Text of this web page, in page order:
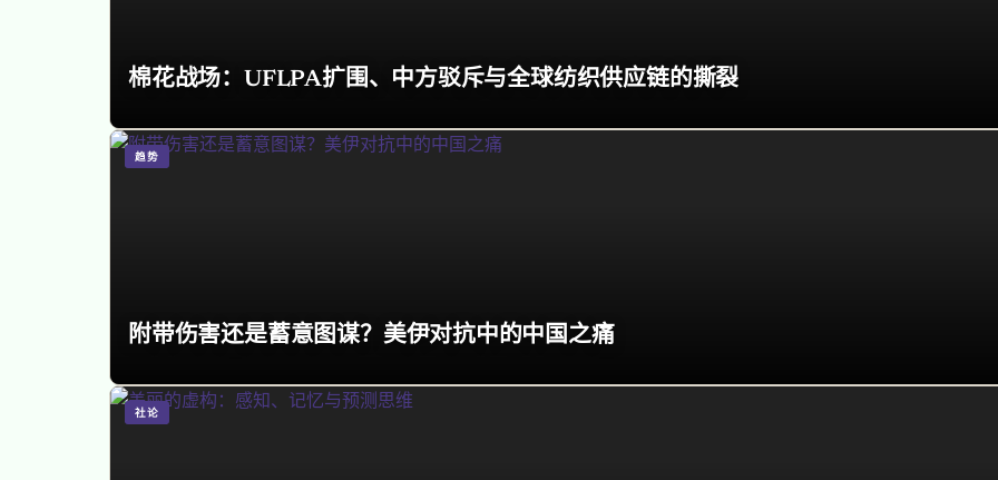
棉花战场：UFLPA扩围、中方驳斥与全球纺织供应链的撕裂
趋势
附带伤害还是蓄意图谋？美伊对抗中的中国之痛
社论